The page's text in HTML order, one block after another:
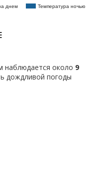
днем Температура ночью
наблюдается около 9
дождливой погоды